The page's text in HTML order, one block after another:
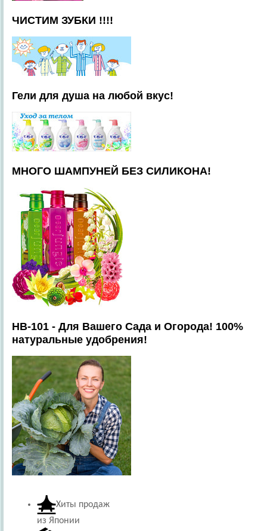
ЧИСТИМ ЗУБКИ !!!!
Гели для душа на любой вкус!
МНОГО ШАМПУНЕЙ БЕЗ СИЛИКОНА!
HB-101 - Для Вашего Сада и Огорода! 100%
натуральные удобрения!
Хиты продаж
из Японии